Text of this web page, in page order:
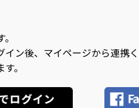
ン後、マイページから連携
。